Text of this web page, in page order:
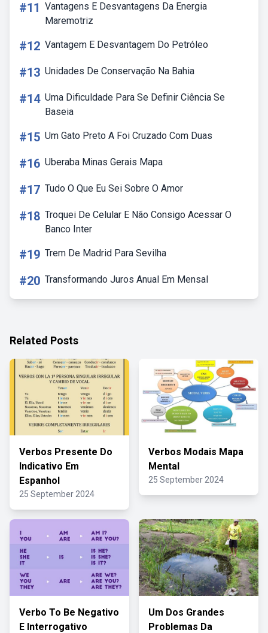
#11 Vantagens E Desvantagens Da Energia
Maremotriz
#12 Vantagem E Desvantagem Do Petróleo
#13 Unidades De Conservação Na Bahia
#14 Uma Dificuldade Para Se Definir Ciência Se
Baseia
#15 Um Gato Preto A Foi Cruzado Com Duas
#16 Uberaba Minas Gerais Mapa
#17 Tudo O Que Eu Sei Sobre O Amor
#18 Troquei De Celular E Não Consigo Acessar O
Banco Inter
#19 Trem De Madrid Para Sevilha
#20 Transformando Juros Anual Em Mensal
Related Posts
Verbos Presente Do
Indicativo Em
Espanhol
25 September 2024
Verbos Modais Mapa
Mental
25 September 2024
Verbo To Be Negativo
E Interrogativo
Um Dos Grandes
Problemas Da